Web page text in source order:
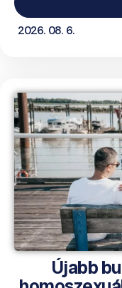
2026. 08. 6.
Újabb